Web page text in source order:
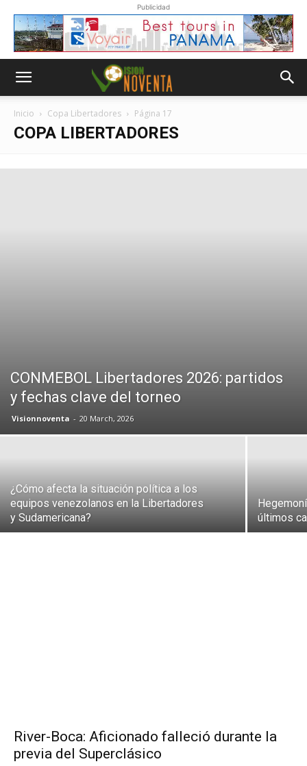
Publicidad
Inicio Copa Libertadores Página 17
COPA LIBERTADORES
CONMEBOL Libertadores 2026: partidos
y fechas clave del torneo
Visionnoventa - 20 March, 2026
¿Cómo afecta la situación política a los
equipos venezolanos en la Libertadores
y Sudamericana?
últimos
River-Boca: Aficionado falleció durante la
previa del Superclásico